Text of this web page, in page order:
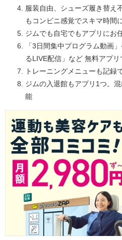
服装自由、シューズ履き替え
もコンビニ感覚でスキマ時間
ジムでも自宅でもアプリにお
「3日間集中プログラム動画
るLIVE配信」など 無料アプ
トレーニングメニューも記録
ジムの入退館もアプリ1つ。
能